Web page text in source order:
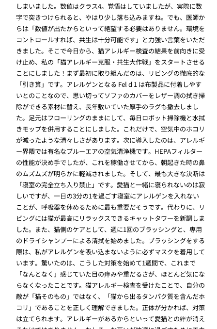
しまいました。数値はクラス4。覚悟はしていましたが、実際に数
字で突きつけられると、やはり少し落ち込みますね。でも、医師か
らは「数値が出たからといって絶望する必要はありません。環境を
コントロールすれば、共生は十分可能です」と力強い言葉をいただ
きました。そこで今日から、猫アレルギー検査の結果を前向きに受
け止め、私の「猫アレルギー克服・共生大作戦」をスタートさせる
ことにしました！まず最初に取り組んだのは、リビングの徹底的な
「引き算」です。アレルゲンとなる Fel d 1 は布製品に付着しやす
いとのことなので、思い切ってソファのカバーをレザー調の拭き掃
除ができる素材に替え、長年敷いていた厚手のラグも撤去しまし
た。足元はフローリングのままにして、毎日ロボット掃除機と水拭
きモップを併用することにしました。これだけで、空気中のホコリ
が減ったような清々しさがあります。次に導入したのは、アレルギ
ー界隈では有名なブルーエアの空気清浄機です。HEPAフィルター
の性能が決め手でしたが、これを稼働させてから、朝起きた時の鼻
のムズムズが明らかに軽減されました。そして、最も大きな決断は
「寝室の完全立ち入り禁止」です。愛猫と一緒に寝られないのは寂
しいですが、一日の3分の1を過ごす寝室にアレルゲンを入れない
ことが、呼吸器を休めるために最も重要だそうです。代わりに、リ
ビングには猫が最高にリラックスできるキャットタワーを新調しま
した。また、猫側のケアとして、週に1回のブラッシングと、専用
のドライシャンプーによる清拭を始めました。ブラッシングをする
際は、私がアレルゲンを吸い込まないように必ずマスクを着用して
います。驚いたのは、こうした対策を始めて1週間で、これまで
「なんとなく」感じていた目の痒みや重だるさが、ほとんど気にな
らなくなったことです。猫アレルギー検査を受けたことで、自分の
敵が「猫そのもの」ではなく、「猫から出るタンパク質を含んだホ
コリ」であることを正しく理解できました。正体が分かれば、対策
は立てられます。アレルギーがあるからといって愛猫との絆が消え